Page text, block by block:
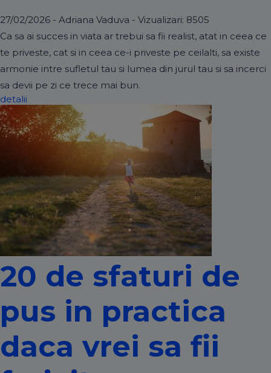
27/02/2026 - Adriana Vaduva - Vizualizari: 8505
Ca sa ai succes in viata ar trebui sa fii realist, atat in ceea ce
te priveste, cat si in ceea ce-i priveste pe ceilalti, sa existe
armonie intre sufletul tau si lumea din jurul tau si sa incerci
sa devii pe zi ce trece mai bun.
detalii
20 de sfaturi de
pus in practica
daca vrei sa fii